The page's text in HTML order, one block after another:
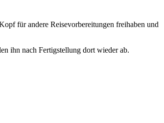
für andere Reisevorbereitungen freihaben und
ihn nach Fertigstellung dort wieder ab.